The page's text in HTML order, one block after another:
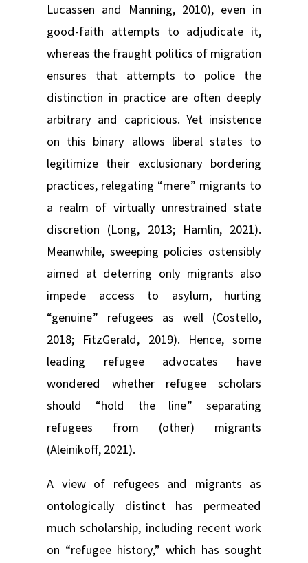
Lucassen and Manning, 2010), even in
good-faith attempts to adjudicate it,
whereas the fraught politics of migration
ensures that attempts to police the
distinction in practice are often deeply
arbitrary and capricious. Yet insistence
on this binary allows liberal states to
legitimize their exclusionary bordering
practices, relegating “mere” migrants to
a realm of virtually unrestrained state
discretion (Long, 2013; Hamlin, 2021).
Meanwhile, sweeping policies ostensibly
aimed at deterring only migrants also
impede access to asylum, hurting
“genuine” refugees as well (Costello,
2018; FitzGerald, 2019). Hence, some
leading refugee advocates have
wondered whether refugee scholars
should “hold the line” separating
refugees from (other) migrants
(Aleinikoff, 2021).
A view of refugees and migrants as
ontologically distinct has permeated
much scholarship, including recent work
on “refugee history,” which has sought